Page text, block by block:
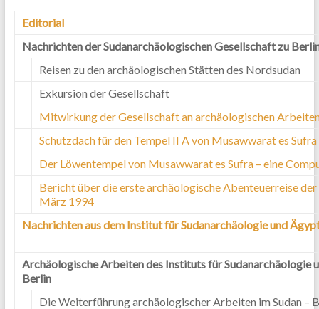
Editorial
Nachrichten der Sudanarchäologischen Gesellschaft zu Berlin
Reisen zu den archäologischen Stätten des Nordsudan
Exkursion der Gesellschaft
Mitwirkung der Gesellschaft an archäologischen
Schutzdach für den Tempel II A von Musawwarat es Sufra
Der Löwentempel von Musawwarat es Sufra – eine
Bericht über die erste archäologische Abenteuerreise
März 1994
Nachrichten aus dem Institut für Sudanarchäologie und
Archäologische Arbeiten des Instituts für
Berlin
Die Weiterführung archäologischer Arbeiten im Sudan –